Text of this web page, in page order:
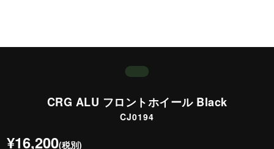
CRG ALU フロントホイール Black
CJ0194
¥16,200(税別)